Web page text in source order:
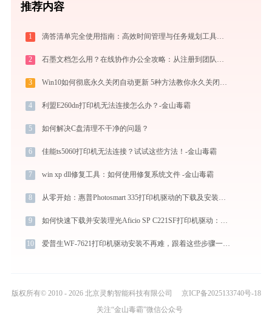
推荐内容
1 滴答清单完全使用指南：高效时间管理与任务规划工具，让你的每一天井井有条
2 石墨文档怎么用？在线协作办公全攻略：从注册到团队高效协同
3 Win10如何彻底永久关闭自动更新 5种方法教你永久关闭win10自动更新
4 利盟E260dn打印机无法连接怎么办？-金山毒霸
5 如何解决C盘清理不干净的问题？
6 佳能ts5060打印机无法连接？试试这些方法！-金山毒霸
7 win xp dll修复工具：如何使用修复系统文件 -金山毒霸
8 从零开始：惠普Photosmart 335打印机驱动的下载及安装流程
9 如何快速下载并安装理光Aficio SP C221SF打印机驱动：详细步骤解析
10 爱普生WF-7621打印机驱动安装不再难，跟着这些步骤一学就会
版权所有© 2010 - 2026 北京灵豹智能科技有限公司
京ICP备2025133740号-18
关注“金山毒霸”微信公众号